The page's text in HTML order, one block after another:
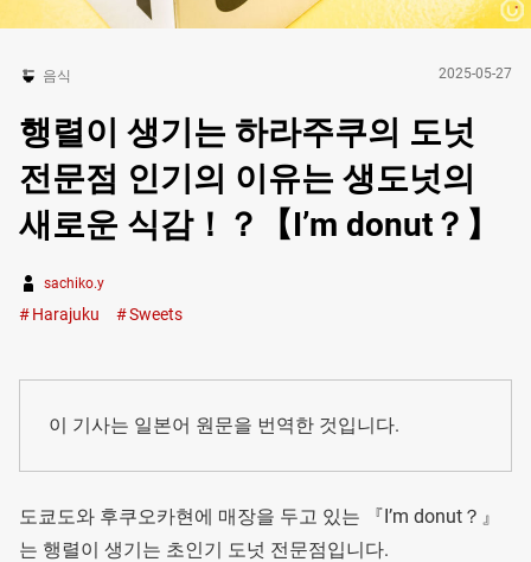
음식 2025-05-27
행렬이 생기는 하라주쿠의 도넛
전문점 인기의 이유는 생도넛의
새로운 식감！？【I’m donut？】
sachiko.y
Harajuku Sweets
이 기사는 일본어 원문을 번역한 것입니다.
도쿄도와 후쿠오카현에 매장을 두고 있는 『I’m donut？』
는 행렬이 생기는 초인기 도넛 전문점입니다.